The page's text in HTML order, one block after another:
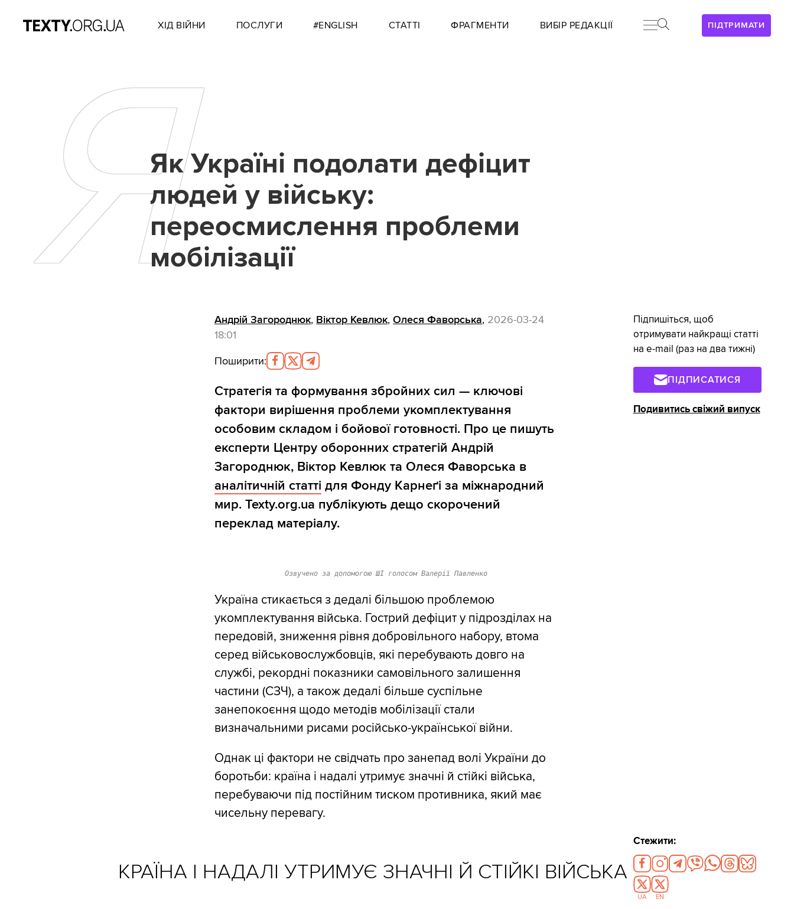
ПІДТРИМАТИ
ХІД ВІЙНИ ПОСЛУГИ #ENGLISH СТАТТІ ФРАГМЕНТИ ВИБІР РЕДАКЦІЇ
ЯЯк Україні подолати дефіцит
людей у війську:
переосмислення проблеми
мобілізації
Андрій Загороднюк, Віктор Кевлюк,Олеся Фаворська, 2026-03-24
18:01
Поширити:
Стратегія та формування збройних сил — ключові
фактори вирішення проблеми укомплектування
особовим складом і бойової готовності. Про це пишуть
експерти Центру оборонних стратегій Андрій
Загороднюк, Віктор Кевлюк та Олеся Фаворська в
аналітичній статті для Фонду Карнеґі за міжнародний
мир. Texty.org.ua публікують дещо скорочений
переклад матеріалу.
Озвучено за допомогою ШІ голосом Валерії Павленко
Україна стикається з дедалі більшою проблемою
укомплектування війська. Гострий дефіцит у підрозділах на
передовій, зниження рівня добровільного набору, втома
серед військовослужбовців, які перебувають довго на
службі, рекордні показники самовільного залишення
частини (СЗЧ), а також дедалі більше суспільне
занепокоєння щодо методів мобілізації стали
визначальними рисами російсько-української війни.
Однак ці фактори не свідчать про занепад волі України до
боротьби: країна і надалі утримує значні й стійкі війська,
перебуваючи під постійним тиском противника, який має
чисельну перевагу.
КРАЇНА І НАДАЛІ УТРИМУЄ ЗНАЧНІ Й СТІЙКІ ВІЙСЬКА
Підпишіться, щоб
отримувати найкращі статті
на e-mail (раз на два тижні)
ПІДПИСАТИСЯ
Подивитись свіжий випуск
Стежити:
UA EN